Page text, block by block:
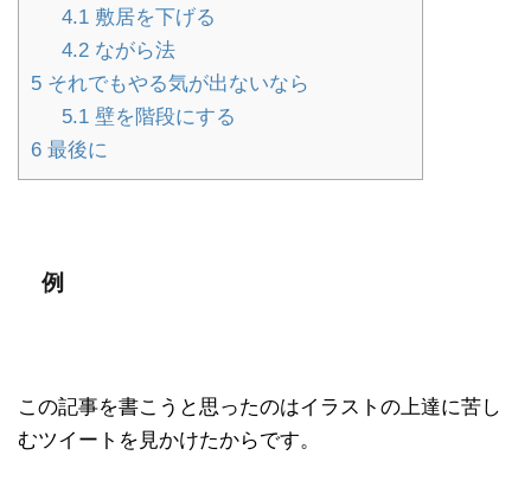
4.1敷居を下げる
4.2ながら法
5 それでもやる気が出ないなら
5.1壁を階段にする
6 最後に
例
この記事を書こうと思ったのはイラストの上達に苦し
むツイートを見かけたからです。